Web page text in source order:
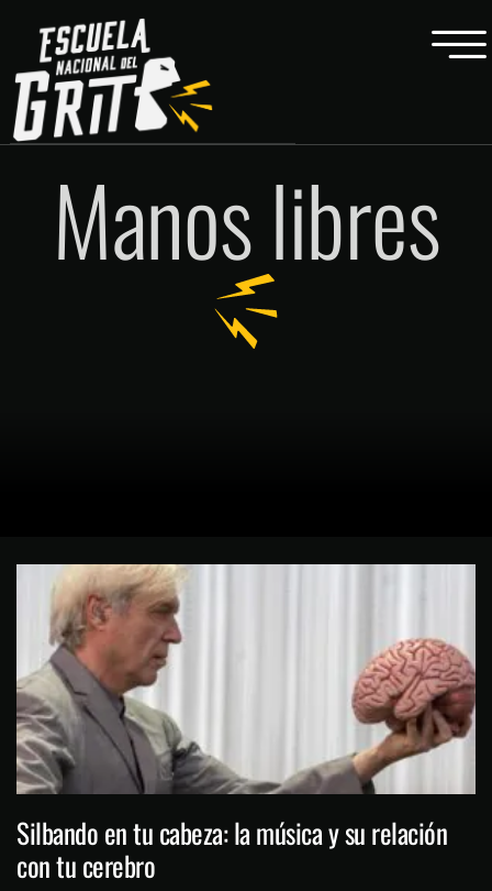
Manos libres
Silbando en tu cabeza: la música y su relación
con tu cerebro